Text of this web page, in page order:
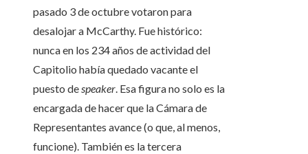
pasado 3 de octubre votaron para
desalojar a McCarthy. Fue histórico:
nunca en los 234 años de actividad del
Capitolio había quedado vacante el
puesto despeaker. Esa figura no solo es la
encargada de hacer que la Cámara de
Representantes avance (o que, al menos,
funcione). También es la tercera